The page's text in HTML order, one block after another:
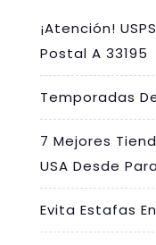
¡Atención!
Postal A 33195
Temporadas
7 Mejores
USA Desde
Evita Estafas